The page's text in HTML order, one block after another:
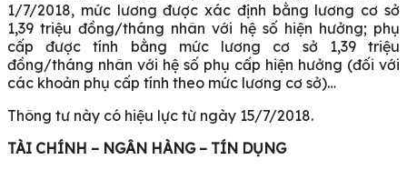
1/7/2018, mức lương được xác định bằng lương cơ sở
1,39 triệu đồng/tháng nhân với hệ số hiện hưởng; phụ
cấp được tính bằng mức lương cơ sở 1,39 triệu
đồng/tháng nhân với hệ số phụ cấp hiện hưởng (đối với
các khoản phụ cấp tính theo mức lương cơ sở)…
Thông tư này có hiệu lực từ ngày 15/7/2018.
TÀI CHÍNH – NGÂN HÀNG – TÍN DỤNG